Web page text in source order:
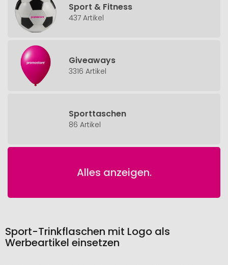
Sport & Fitness
437 Artikel
Giveaways
3316 Artikel
Sporttaschen
86 Artikel
Alles anzeigen.
Sport-Trinkflaschen mit Logo als
Werbeartikel einsetzen